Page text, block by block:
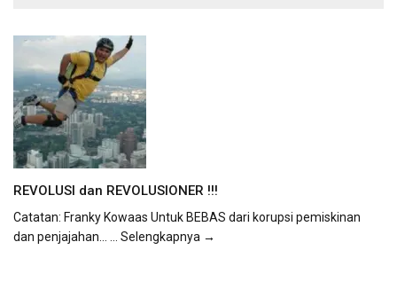
REVOLUSI dan REVOLUSIONER !!!
Catatan: Franky Kowaas Untuk BEBAS dari korupsi pemiskinan
dan penjajahan...
... Selengkapnya →